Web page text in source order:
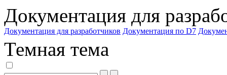
Документация для
Документация для разработчиков Документация по D7
Темная тема